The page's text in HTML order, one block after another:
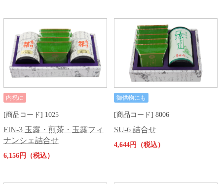
内祝に
[商品コード] 1025
FIN-3 玉露・煎茶・玉露フィ
ナンシェ詰合せ
6,156円（税込）
御供物にも
[商品コード] 8006
SU-6 詰合せ
4,644円（税込）